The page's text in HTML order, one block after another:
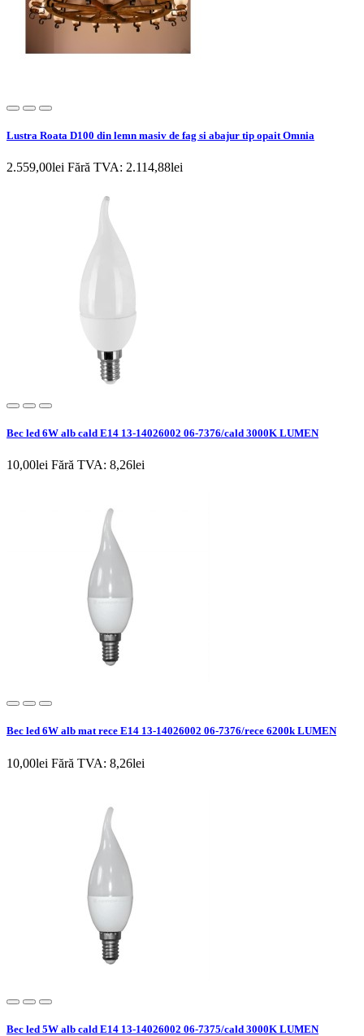
Lustra Roata D100 din lemn masiv de fag si abajur tip opait Omnia
2.559,00lei Fără TVA: 2.114,88lei
Bec led 6W alb cald E14 13-14026002 06-7376/cald 3000K LUMEN
10,00lei Fără TVA: 8,26lei
Bec led 6W alb mat rece E14 13-14026002 06-7376/rece 6200k LUMEN
10,00lei Fără TVA: 8,26lei
Bec led 5W alb cald E14 13-14026002 06-7375/cald 3000K LUMEN